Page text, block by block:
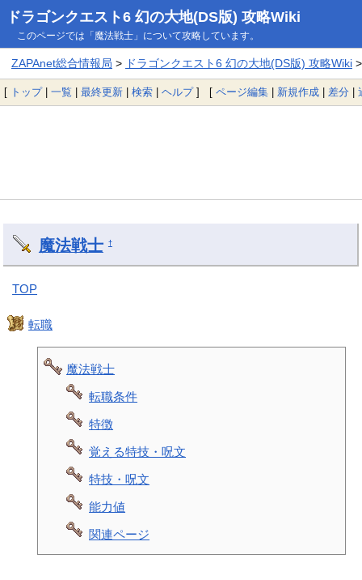
ドラゴンクエスト6 幻の大地(DS版) 攻略Wiki
このページでは「魔法戦士」について攻略しています。
ZAPAnet総合情報局 > ドラゴンクエスト6 幻の大地(DS版) 攻略Wiki>
[ トップ| 一覧 | 最終更新 | 検索 | ヘルプ] [ ページ編集 | 新規作成 | 差分 |
魔法戦士 †
TOP
転職
魔法戦士
転職条件
特徴
覚える特技・呪文
特技・呪文
能力値
関連ページ